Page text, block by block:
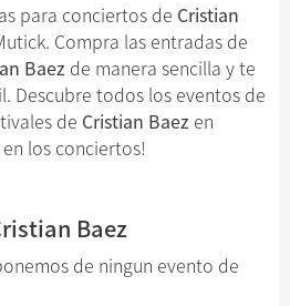
para conciertos de Cristian
Compra las entradas de
Baez de manera sencilla y te
Descubre todos los eventos de
de Cristian Baez en
los conciertos!
Baez
de ningun evento de